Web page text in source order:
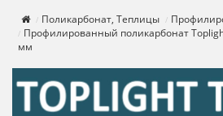
Поликарбонат, Теплицы
Профилированный поликарбонат
мм